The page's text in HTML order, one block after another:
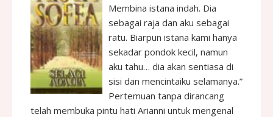
Membina istana indah. Dia
sebagai raja dan aku sebagai
ratu. Biarpun istana kami hanya
sekadar pondok kecil, namun
aku tahu… dia akan sentiasa di
sisi dan mencintaiku selamanya.”
Pertemuan tanpa dirancang
telah membuka pintu hati Arianni untuk mengenal